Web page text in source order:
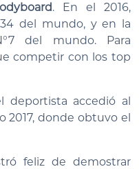
. En el 2016,
del mundo, y en la
del mundo. Para
competir con los top
deportista accedió al
2017, donde obtuvo el
feliz de demostrar